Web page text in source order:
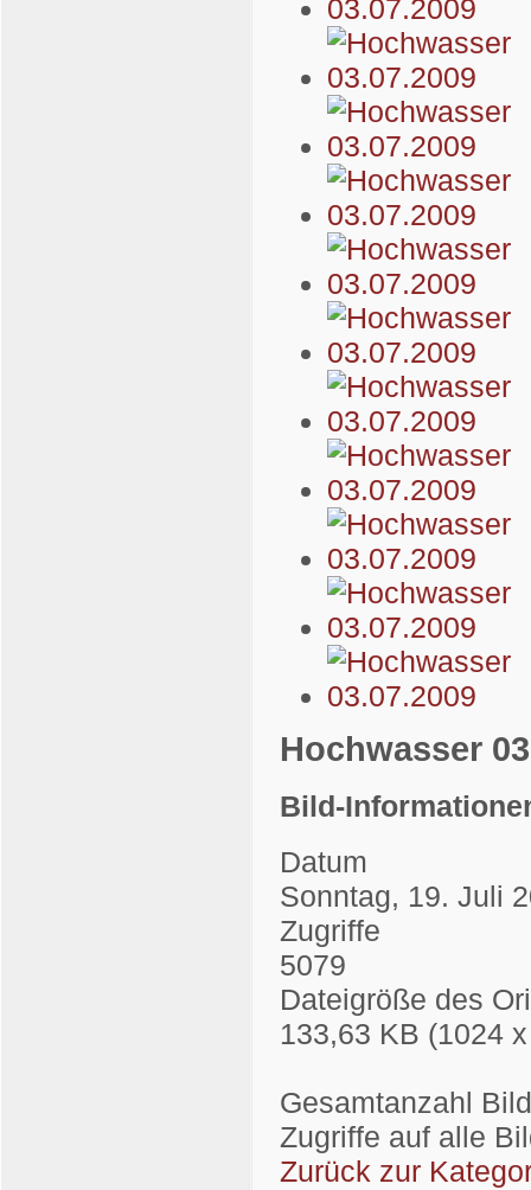
Hochwasser
Bild-
Datum
Sonntag, 19. Juli
Zugriffe
5079
Dateigröße des
133,63 KB (1024
Gesamtanzahl
Zugriffe auf alle
Zurück zur